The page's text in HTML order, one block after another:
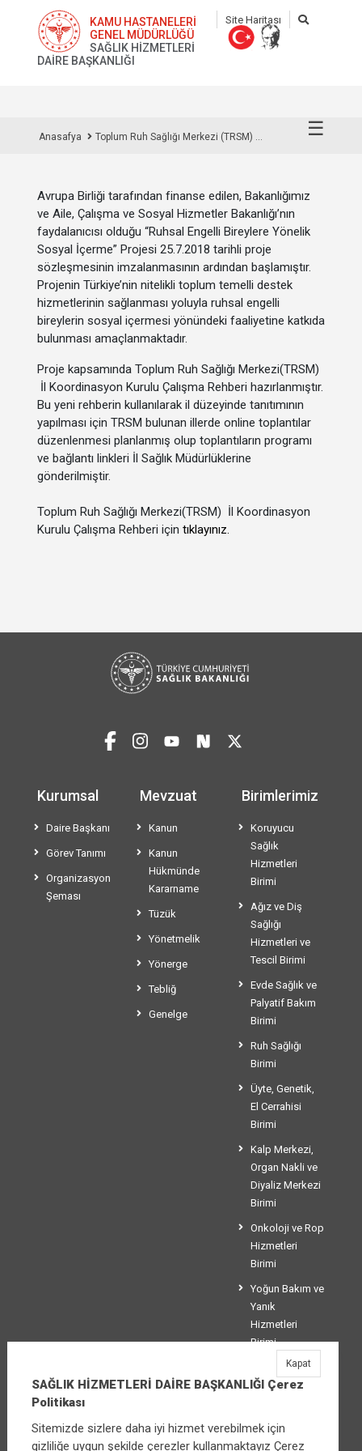
KAMU HASTANELERİ
GENEL MÜDÜRLÜĞÜ
SAĞLIK HİZMETLERİ
DAİRE BAŞKANLIĞI
Site Haritası
☰
Anasafya Toplum Ruh Sağlığı Merkezi (TRSM) ...
Avrupa Birliği tarafından finanse edilen, Bakanlığımız
ve Aile, Çalışma ve Sosyal Hizmetler Bakanlığı’nın
faydalanıcısı olduğu “Ruhsal Engelli Bireylere Yönelik
Sosyal İçerme” Projesi 25.7.2018 tarihli proje
sözleşmesinin imzalanmasının ardından başlamıştır.
Projenin Türkiye’nin nitelikli toplum temelli destek
hizmetlerinin sağlanması yoluyla ruhsal engelli
bireylerin sosyal içermesi yönündeki faaliyetine katkıda
bulunması amaçlanmaktadır.
Proje kapsamında Toplum Ruh Sağlığı Merkezi(TRSM)
İl Koordinasyon Kurulu Çalışma Rehberi hazırlanmıştır.
Bu yeni rehberin kullanılarak il düzeyinde tanıtımının
yapılması için TRSM bulunan illerde online toplantılar
düzenlenmesi planlanmış olup toplantıların programı
ve bağlantı linkleri İl Sağlık Müdürlüklerine
gönderilmiştir.
Toplum Ruh Sağlığı Merkezi(TRSM) İl Koordinasyon
Kurulu Çalışma Rehberi için tıklayınız.
Kurumsal
Daire Başkanı
Görev Tanımı
Organizasyon
Şeması
Mevzuat
Kanun
Kanun
Hükmünde
Kararname
Tüzük
Yönetmelik
Yönerge
Tebliğ
Genelge
Birimlerimiz
Koruyucu
Sağlık
Hizmetleri
Birimi
Ağız ve Diş
Sağlığı
Hizmetleri ve
Tescil Birimi
Evde Sağlık ve
Palyatif Bakım
Birimi
Ruh Sağlığı
Birimi
Üyte, Genetik,
El Cerrahisi
Birimi
Kalp Merkezi,
Organ Nakli ve
Diyaliz Merkezi
Birimi
Onkoloji ve Rop
Hizmetleri
Birimi
Yoğun Bakım ve
Yanık
Hizmetleri
Birimi
Koordinasyon
Birimi
SAĞLIK HİZMETLERİ DAİRE BAŞKANLIĞI Çerez
Politikası
Sitemizde sizlere daha iyi hizmet verebilmek için
gizliliğe uygun şekilde çerezler kullanmaktayız Çerez
Kapat